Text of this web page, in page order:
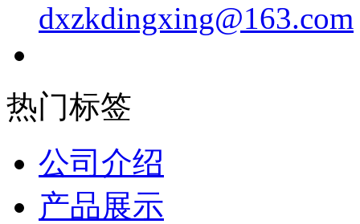
dxzkdingxing@163.com
热门标签
公司介绍
产品展示